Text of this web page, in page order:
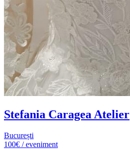
Stefania Caragea Atelier
București
100€ / eveniment